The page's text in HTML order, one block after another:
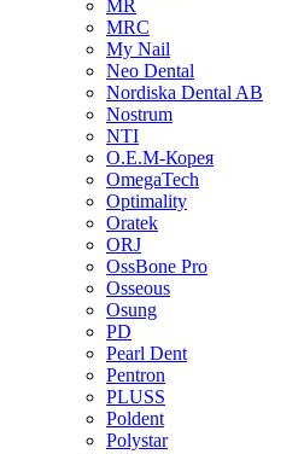
MR
MRC
My Nail
Neo Dental
Nordiska Dental AB
Nostrum
NTI
O.E.M-Корея
OmegaTech
Optimality
Oratek
ORJ
OssBone Pro
Osseous
Osung
PD
Pearl Dent
Pentron
PLUSS
Poldent
Polystar